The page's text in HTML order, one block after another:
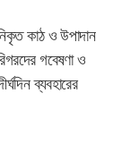
কাঠ ও উপাদান
গবেষণা ও
ব্যবহারের